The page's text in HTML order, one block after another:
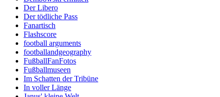
Der Libero
Der tödliche Pass
Fanartisch
Flashscore
football arguments
footballandgeography
FußballFanFotos
Fußballmuseen
Im Schatten der Tribüne
In voller Länge